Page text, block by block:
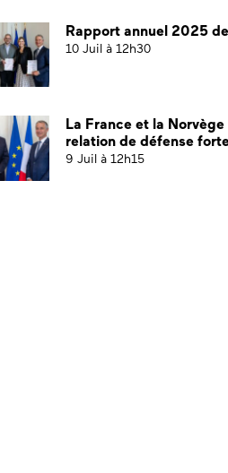
Rapport annuel 2025
10 Juil à 12h30
La France et la
relation de défense
9 Juil à 12h15